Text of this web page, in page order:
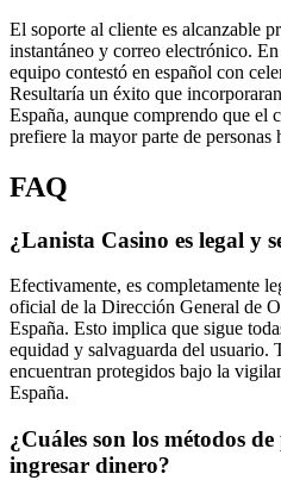
El soporte al cliente es alcanzable
instantáneo y correo electrónico.
equipo contestó en español con
Resultaría un éxito que
España, aunque comprendo que el
prefiere la mayor parte de personas
FAQ
¿Lanista Casino es legal y
Efectivamente, es completamente
oficial de la Dirección General de
España. Esto implica que sigue
equidad y salvaguarda del usuario.
encuentran protegidos bajo la
España.
¿Cuáles son los métodos
ingresar dinero?